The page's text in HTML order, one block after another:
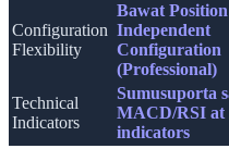
Configuration
Flexibility
Bawat Position
Independent
Configuration
(Professional)
Technical
Indicators
Sumusuporta
MACD/RSI at
indicators